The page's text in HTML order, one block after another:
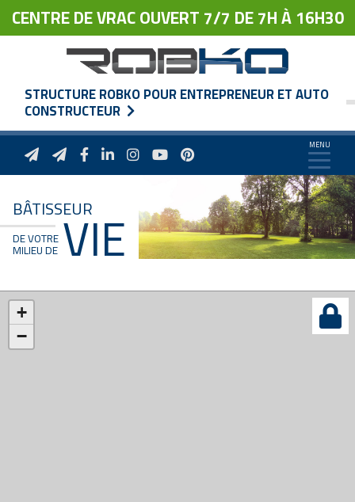
CENTRE DE VRAC OUVERT 7/7 DE 7H À 16H30
STRUCTURE ROBKO POUR ENTREPRENEUR ET AUTO
CONSTRUCTEUR
BÂTISSEUR
DE VOTRE
MILIEU DE VIE
+
−